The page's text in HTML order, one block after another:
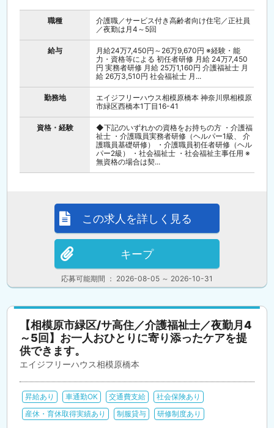
職種
介護職／サービス付き高齢者向け住宅／正社員
／夜勤は月4～5回
給与
月給24万7,450円～26万9,670円 ※経験・能
力・資格等による 初任者研修 月給 24万7,450
円 実務者研修 月給 25万1,160円 介護福祉士 月
給 26万3,510円 社会福祉士 月...
勤務地
エイジフリーハウス相模原橋本 神奈川県相模原
市緑区西橋本1丁目16-41
資格・経験
◆下記のいずれかの資格をお持ちの方 ・介護福
祉士 ・介護職員実務者研修（ヘルパー1級、 介
護職員基礎研修） ・介護職員初任者研修（ヘル
パー2級） ・社会福祉士 ・社会福祉主事任用 ※
無資格の場合は契...
応募可能期間 ： 2026-08-05 ～ 2026-10-31
この求人を詳しく見る
キープ
【相模原市緑区/サ高住／介護福祉士／夜勤月4
～5回】お一人おひとりに寄り添ったケアを提
供できます。
エイジフリーハウス相模原橋本
昇給あり 車通勤OK 交通費支給
社会保険あり
産休・育休取得実績あり
制服貸与 研修制度あり